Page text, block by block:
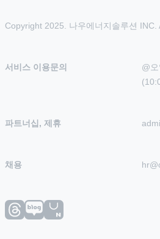
Copyright 2025. 나우에너지솔루션 INC.
서비스 이용문의
@
파트너십, 제휴
채용